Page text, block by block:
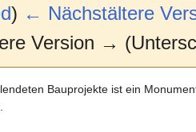
) ← Nächstältere
Version →
Bauprojekte ist ein